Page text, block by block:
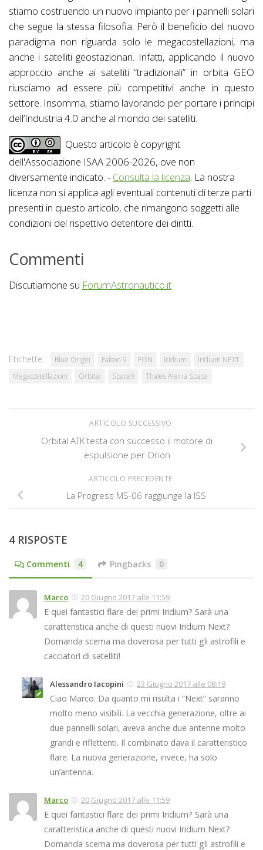
stiamo costruendo un nuovo impianto per i pannelli solari
che segue la stessa filosofia. Però il beneficio del nuovo
paradigma non riguarda solo le megacostellazioni, ma
anche i satelliti geostazionari. Infatti, applicando il nuovo
approccio anche ai satelliti “tradizionali” in orbita GEO
riusciamo ad essere più competitivi anche in questo
settore. Insomma, stiamo lavorando per portare i principi
dell’Industria 4.0 anche al mondo dei satelliti.
Questo articolo è copyright
dell'Associazione ISAA 2006-2026, ove non
diversamente indicato. - Consulta la licenza. La nostra
licenza non si applica agli eventuali contenuti di terze parti
presenti in questo articolo, che rimangono soggetti alle
condizioni del rispettivo detentore dei diritti.
Commenti
Discutiamone su ForumAstronautico.it
Etichette: Blue Origin Falcon 9 FON Iridium
Iridium NEXT
Megacostellazioni
Orbital SpaceX Thales Alenia Space
ARTICOLO SUCCESSIVO
Orbital ATK testa con successo il motore di
espulsione per Orion
ARTICOLO PRECEDENTE
La Progress MS-06 raggiunge la ISS
4 RISPOSTE
Commenti 4 Pingbacks 0
Marco 20 Giugno 2017 alle 11:59
E quei fantastici flare dei primi Iridium? Sarà una
caratteristica anche di questi nuovi Iridium Next?
Domanda scema ma doverosa per tutti gli astrofili e
cacciatori di satelliti!
Alessandro Iacopini 23 Giugno 2017 alle 08:19
Ciao Marco. Da quanto mi risulta i “Next” saranno
molto meno visibili. La vecchia generazione, oltre ai
due pannelli solari, aveva anche due antenne molto
grandi e riflettenti. Il combinato dava il caratteristico
flare. La nuova generazione, invece, ha solo
un’antenna.
Marco 20 Giugno 2017 alle 11:59
E quei fantastici flare dei primi Iridium? Sarà una
caratteristica anche di questi nuovi Iridium Next?
Domanda scema ma doverosa per tutti gli astrofili e